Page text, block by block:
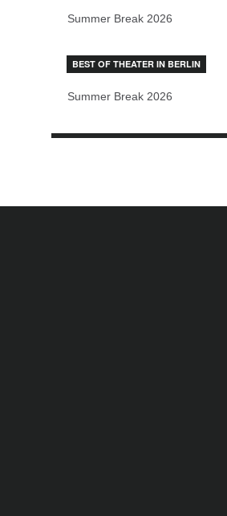
Summer Break 2026
BEST OF THEATER IN BERLIN
Summer Break 2026